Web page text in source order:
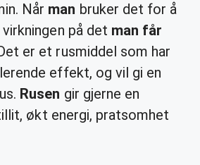
Når man bruker det for å
virkningen på det man får
er et rusmiddel som har
effekt, og vil gi en
Rusen gir gjerne en
økt energi, pratsomhet